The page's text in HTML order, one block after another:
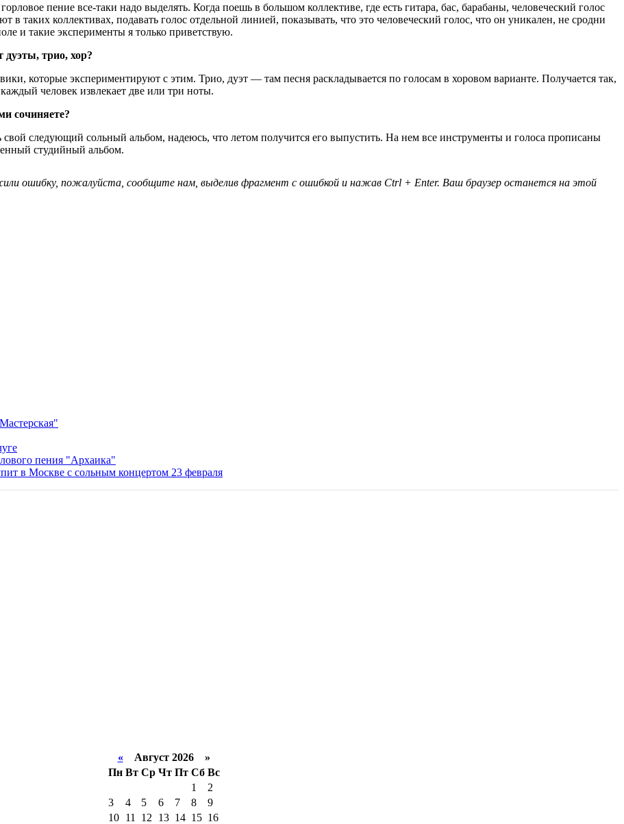
пение все-таки надо выделять. Когда поешь в большом коллективе, где есть гитара, бас, барабаны, человеческий голос
таких коллективах, подавать голос отдельной линией, показывать, что это человеческий голос, что он уникален, не сродни
и такие эксперименты я только приветствую.
дуэты, трио, хор?
которые экспериментируют с этим. Трио, дуэт — там песня раскладывается по голосам в хоровом варианте. Получается так,
человек извлекает две или три ноты.
сочиняете?
следующий сольный альбом, надеюсь, что летом получится его выпустить. На нем все инструменты и голоса прописаны
студийный альбом.
ошибку, пожалуйста, сообщите нам, выделив фрагмент с ошибкой и нажав Ctrl + Enter. Ваш браузер останется на этой
пения "Архаика"
в Москве с сольным концертом 23 февраля
«Август 2026 »
Пн Вт Ср Чт Пт Сб Вс
1
2
3
4 5 6 7 8
9
10
11 12 13 14 15 16